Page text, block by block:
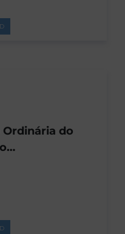
Ordinária do